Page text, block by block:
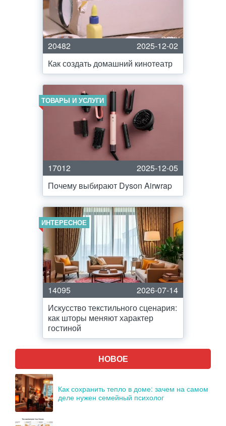
20482
2025-12-02
Как создать домашний кинотеатр
ТОВАРЫ И УСЛУГИ
17012
2025-12-05
Почему выбирают Dyson Airwrap
ИНТЕРЕСНОЕ
14095
2026-07-14
Искусство текстильного сценария:
как шторы меняют характер
гостиной
НОВОЕ
Как сохранить тепло в доме: зачем на самом
деле нужен семейный психолог